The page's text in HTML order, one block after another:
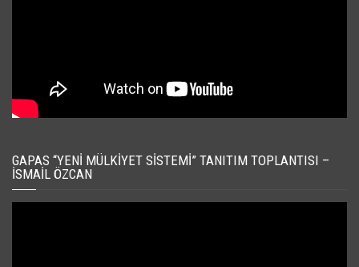
GAPAS “YENI MÜLKIYET SISTEMI” TANITIM TOPLANTISI –
İSMAIL ÖZCAN